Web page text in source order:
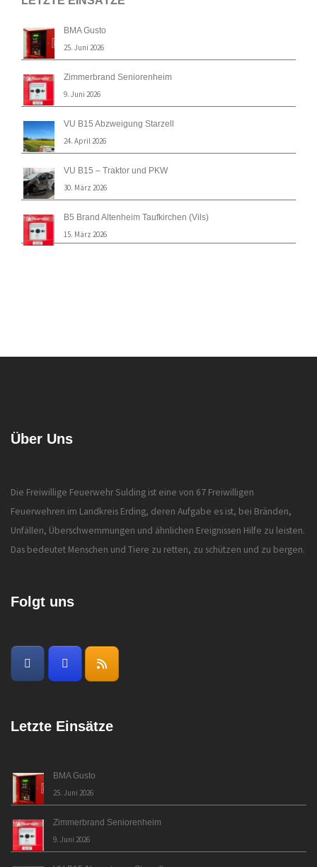
BMA Gusto
25. Juni 2026
Zimmerbrand Seniorenheim
9. Juni 2026
VU B15 Abzweigung Starzell
24. April 2026
VU B15 – Traktor und PKW
30. März 2026
B5 Brand Altenheim Taufkirchen (Vils)
15. März 2026
Über Uns
Die Freiwillige Feuerwehr Sulding ist eine von 67 Freiwilligen
Feuerwehren im Landkreis Erding, deren Aufgabe es ist, bei Bränden,
Unfällen, Überschwemmungen und ähnlichen Ereignissen Hilfe zu leisten.
Das bedeutet Menschen und Tiere zu retten, zu schützen und zu bergen.
Folgt uns
Letzte Einsätze
BMA Gusto
25. Juni 2026
Zimmerbrand Seniorenheim
9. Juni 2026